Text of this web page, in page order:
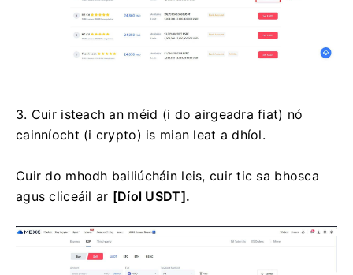
3. Cuir isteach an méid (i do airgeadra fiat) nó
cainníocht (i crypto) is mian leat a dhíol.
Cuir do mhodh bailiúcháin leis, cuir tic sa bhosca
agus cliceáil ar [Díol USDT].